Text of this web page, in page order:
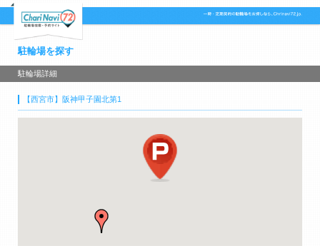
駐輪場を探す
駐輪場詳細
【西宮市】阪神甲子園北第1